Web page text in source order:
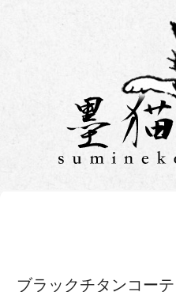
ブラックチタンコー